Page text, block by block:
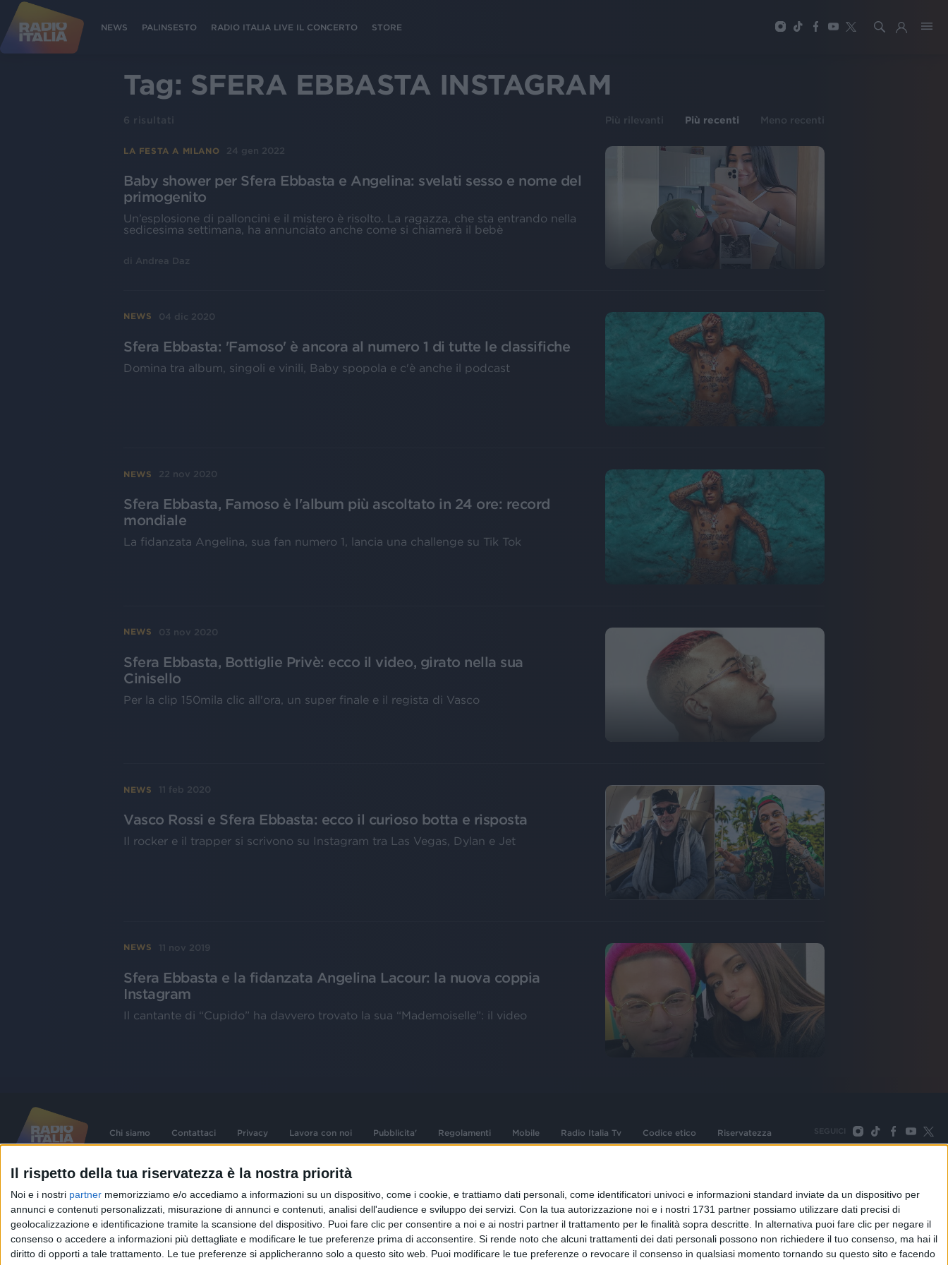
Il rispetto della tua riservatezza è la nostra priorità
Noi e i nostri partner memorizziamo e/o accediamo a informazioni su un dispositivo, come i cookie, e trattiamo dati personali, come identificatori univoci e informazioni standard inviate da un dispositivo per
annunci e contenuti personalizzati, misurazione di annunci e contenuti, analisi dell'audience e sviluppo dei servizi. Con la tua autorizzazione noi e i nostri 1731 partner possiamo utilizzare dati precisi di
geolocalizzazione e identificazione tramite la scansione del dispositivo. Puoi fare clic per consentire a noi e ai nostri partner il trattamento per le finalità sopra descritte. In alternativa puoi fare clic per negare il
consenso o accedere a informazioni più dettagliate e modificare le tue preferenze prima di acconsentire. Si rende noto che alcuni trattamenti dei dati personali possono non richiedere il tuo consenso, ma hai il
diritto di opporti a tale trattamento. Le tue preferenze si applicheranno solo a questo sito web. Puoi modificare le tue preferenze o revocare il consenso in qualsiasi momento tornando su questo sito e facendo
NEWS PALINSESTO RADIO ITALIA LIVE IL CONCERTO STORE
Tag: SFERA EBBASTA INSTAGRAM
6 risultati Più rilevanti Più recenti Meno recenti
LA FESTA A MILANO 24 gen 2022
Baby shower per Sfera Ebbasta e Angelina: svelati sesso e nome del
primogenito
Un’esplosione di palloncini e il mistero è risolto. La ragazza, che sta entrando nella
sedicesima settimana, ha annunciato anche come si chiamerà il bebè
di Andrea Daz
NEWS 04 dic 2020
Sfera Ebbasta: 'Famoso' è ancora al numero 1 di tutte le classifiche
Domina tra album, singoli e vinili, Baby spopola e c'è anche il podcast
NEWS 22 nov 2020
Sfera Ebbasta, Famoso è l'album più ascoltato in 24 ore: record
mondiale
La fidanzata Angelina, sua fan numero 1, lancia una challenge su Tik Tok
NEWS 03 nov 2020
Sfera Ebbasta, Bottiglie Privè: ecco il video, girato nella sua
Cinisello
Per la clip 150mila clic all'ora, un super finale e il regista di Vasco
NEWS 11 feb 2020
Vasco Rossi e Sfera Ebbasta: ecco il curioso botta e risposta
Il rocker e il trapper si scrivono su Instagram tra Las Vegas, Dylan e Jet
NEWS 11 nov 2019
Sfera Ebbasta e la fidanzata Angelina Lacour: la nuova coppia
Instagram
Il cantante di “Cupido” ha davvero trovato la sua “Mademoiselle”: il video
Chi siamo Contattaci Privacy Lavora con noi Pubblicita' Regolamenti Mobile Radio Italia Tv Codice etico Riservatezza SEGUICI
contenute nel sito sono stati assolti gli obblighi derivanti dalla normativa dei diritti d'autore e dei diritti
Capitale Sociale € 580.000,00 interamente versato. Iscr. Reg. Imprese Milano - C.F. e n° iscrizione
06832230152. Iscritta al R.E.A. di Milano al n° 1125258. Testata giornalistica Registrata n°286 - 3 Aprile
1987.
02 25444220
Sede Legale: Via Savona 97, 20144 Milano